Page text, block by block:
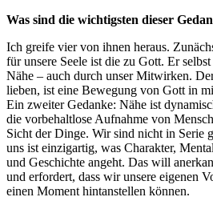
Was sind die wichtigsten dieser
Ich greife vier von ihnen heraus.
für unsere Seele ist die zu Gott. Er
Nähe – auch durch unser Mitwirken.
lieben, ist eine Bewegung von Gott in
Ein zweiter Gedanke: Nähe ist
die vorbehaltlose Aufnahme von
Sicht der Dinge. Wir sind nicht in Serie
uns ist einzigartig, was Charakter,
und Geschichte angeht. Das will
und erfordert, dass wir unsere eigenen
einen Moment hintanstellen können.